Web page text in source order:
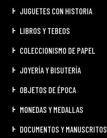
JUGUETES CON HISTORIA
LIBROS Y TEBEOS
COLECCIONISMO DE PAPEL
JOYERÍA Y BISUTERÍA
OBJETOS DE ÉPOCA
MONEDAS Y MEDALLAS
DOCUMENTOS Y MANUSCRITOS